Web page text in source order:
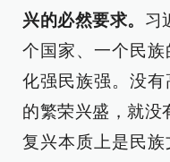
兴的必然要求。 习
个国家、一个民
化强民族强。没
的繁荣兴盛，就没
复兴本质上是民